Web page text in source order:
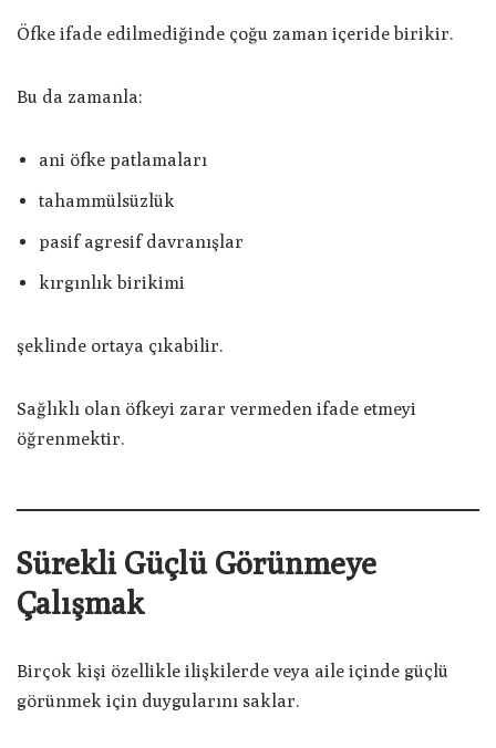
Öfke ifade edilmediğinde çoğu zaman içeride birikir.
Bu da zamanla:
ani öfke patlamaları
tahammülsüzlük
pasif agresif davranışlar
kırgınlık birikimi
şeklinde ortaya çıkabilir.
Sağlıklı olan öfkeyi zarar vermeden ifade etmeyi
öğrenmektir.
Sürekli Güçlü Görünmeye
Çalışmak
Birçok kişi özellikle ilişkilerde veya aile içinde güçlü
görünmek için duygularını saklar.